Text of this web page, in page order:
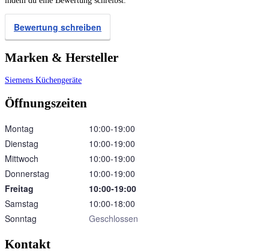
Bewertung schreiben
Marken & Hersteller
Siemens Küchengeräte
Öffnungszeiten
Montag
10:00‑19:00
Dienstag
10:00‑19:00
Mittwoch
10:00‑19:00
Donnerstag
10:00‑19:00
Freitag
10:00‑19:00
Samstag
10:00‑18:00
Sonntag
Geschlossen
Kontakt